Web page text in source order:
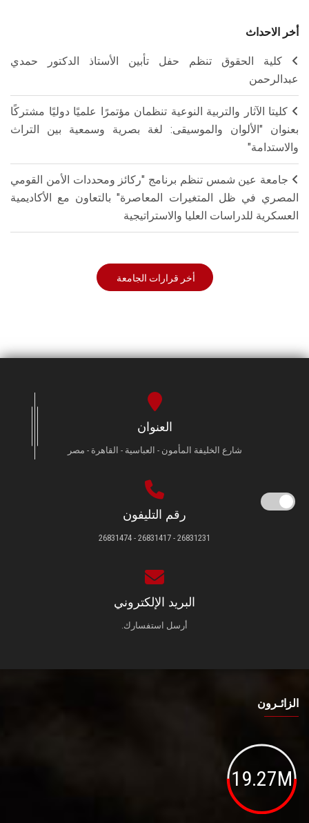
أخر الاحداث
كلية الحقوق تنظم حفل تأبين الأستاذ الدكتور حمدي
عبدالرحمن
كليتا الآثار والتربية النوعية تنظمان مؤتمرًا علميًا دوليًا مشتركًا
بعنوان "الألوان والموسيقى: لغة بصرية وسمعية بين التراث
والاستدامة"
جامعة عين شمس تنظم برنامج "ركائز ومحددات الأمن القومي
المصري في ظل المتغيرات المعاصرة" بالتعاون مع الأكاديمية
العسكرية للدراسات العليا والاستراتيجية
أخر قرارات الجامعة
العنوان
شارع الخليفة المأمون - العباسية - القاهرة - مصر
رقم التليفون
26831231 - 26831417 - 26831474
البريد الإلكتروني
أرسل استفسارك.
الزائـرون
19.27M